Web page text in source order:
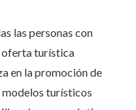
las personas con
oferta turística
en la promoción de
modelos turísticos